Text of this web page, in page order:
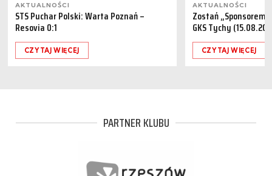
AKTUALNOŚCI
STS Puchar Polski: Warta Poznań –
Resovia 0:1
CZYTAJ WIĘCEJ
AKTUALNOŚCI
Zostań „Sponsorem
GKS Tychy
CZYTAJ WIĘCEJ
PARTNER KLUBU